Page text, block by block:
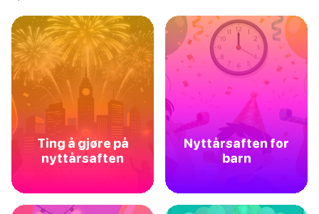
Ting å gjøre på
nyttårsaften
Nyttårsaften for
barn